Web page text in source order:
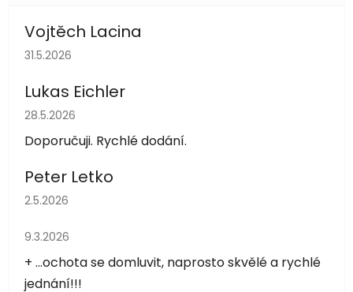
Vojtěch Lacina
Hodnocení obchodu je 5 z 5 hvězdiček.
31.5.2026
Lukas Eichler
Hodnocení obchodu je 5 z 5 hvězdiček.
28.5.2026
Doporučuji. Rychlé dodání.
Peter Letko
Hodnocení obchodu je 5 z 5 hvězdiček.
2.5.2026
Hodnocení obchodu je 5 z 5 hvězdiček.
9.3.2026
+ ...ochota se domluvit, naprosto skvělé a rychlé
jednání!!!